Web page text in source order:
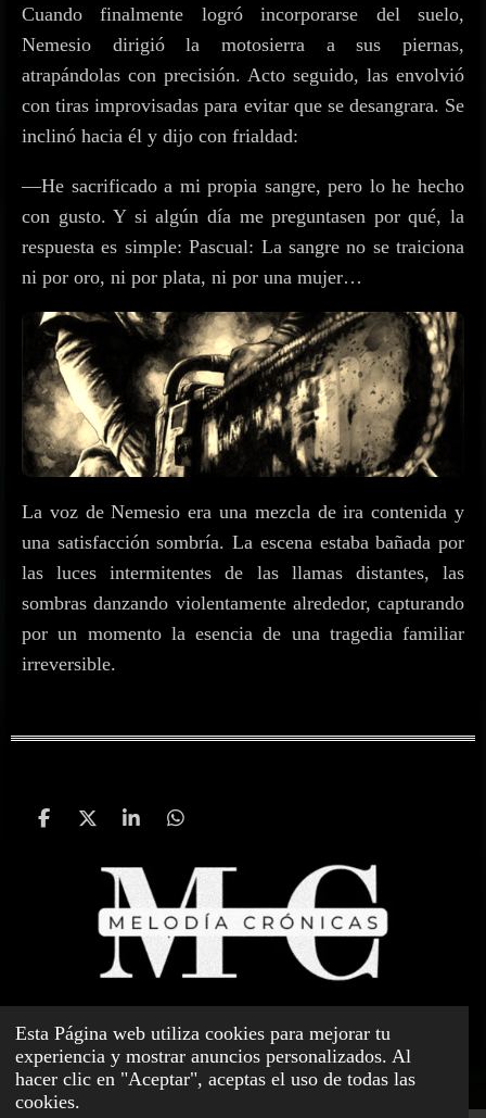
Esta Página web utiliza cookies para mejorar tu
experiencia y mostrar anuncios personalizados. Al
hacer clic en "Aceptar", aceptas el uso de todas las
cookies.
Cuando finalmente logró incorporarse del suelo,
Nemesio dirigió la motosierra a sus piernas,
atrapándolas con precisión. Acto seguido, las envolvió
con tiras improvisadas para evitar que se desangrara. Se
inclinó hacia él y dijo con frialdad:
—He sacrificado a mi propia sangre, pero lo he hecho
con gusto. Y si algún día me preguntasen por qué, la
respuesta es simple: Pascual: La sangre no se traiciona
ni por oro, ni por plata, ni por una mujer…
La voz de Nemesio era una mezcla de ira contenida y
una satisfacción sombría. La escena estaba bañada por
las luces intermitentes de las llamas distantes, las
sombras danzando violentamente alrededor, capturando
por un momento la esencia de una tragedia familiar
irreversible.
C
C
C
m
a
r
r
C
a
r
t